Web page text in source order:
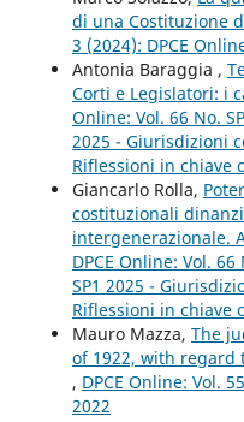
di una Costituzione
3 (2024): DPCE
Antonia Baraggia ,
Corti e Legislatori: i
Online: Vol. 66 No.
2025 - Giurisdizioni
Riflessioni in chiave
Giancarlo Rolla,
costituzionali
intergenerazionale.
DPCE Online: Vol. 66
SP1 2025 -
Riflessioni in chiave
Mauro Mazza, The
of 1922, with regard
, DPCE Online: Vol.
2022